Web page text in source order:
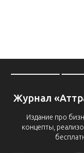
Журнал
Издание про
концепты,